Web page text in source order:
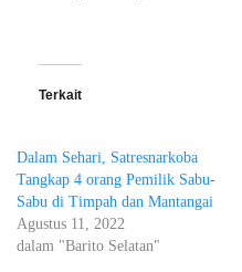
Terkait
Dalam Sehari, Satresnarkoba
Tangkap 4 orang Pemilik Sabu-
Sabu di Timpah dan Mantangai
Agustus 11, 2022
dalam "Barito Selatan"